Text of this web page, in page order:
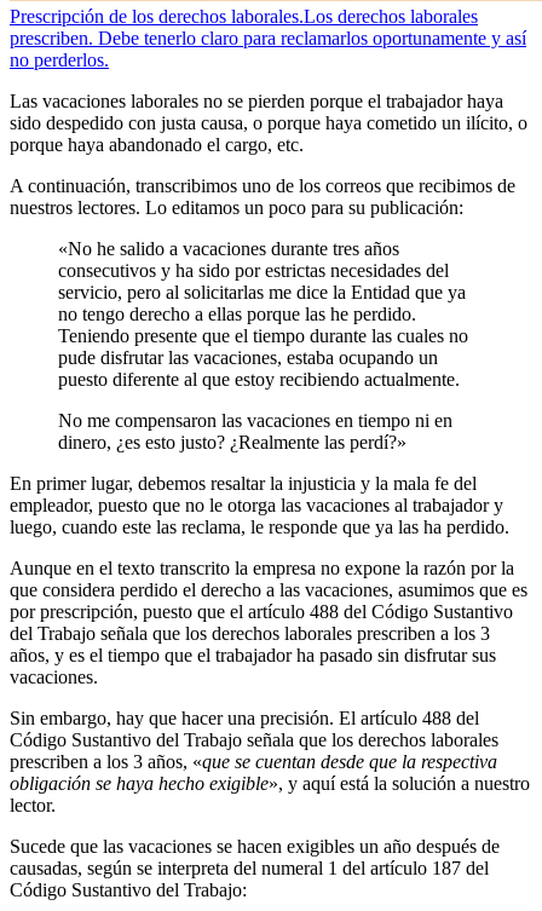
Prescripción de los derechos laborales.Los derechos laborales
prescriben. Debe tenerlo claro para reclamarlos oportunamente y así
no perderlos.
Las vacaciones laborales no se pierden porque el trabajador haya
sido despedido con justa causa, o porque haya cometido un ilícito, o
porque haya abandonado el cargo, etc.
A continuación, transcribimos uno de los correos que recibimos de
nuestros lectores. Lo editamos un poco para su publicación:
«No he salido a vacaciones durante tres años
consecutivos y ha sido por estrictas necesidades del
servicio, pero al solicitarlas me dice la Entidad que ya
no tengo derecho a ellas porque las he perdido.
Teniendo presente que el tiempo durante las cuales no
pude disfrutar las vacaciones, estaba ocupando un
puesto diferente al que estoy recibiendo actualmente.
No me compensaron las vacaciones en tiempo ni en
dinero, ¿es esto justo? ¿Realmente las perdí?»
En primer lugar, debemos resaltar la injusticia y la mala fe del
empleador, puesto que no le otorga las vacaciones al trabajador y
luego, cuando este las reclama, le responde que ya las ha perdido.
Aunque en el texto transcrito la empresa no expone la razón por la
que considera perdido el derecho a las vacaciones, asumimos que es
por prescripción, puesto que el artículo 488 del Código Sustantivo
del Trabajo señala que los derechos laborales prescriben a los 3
años, y es el tiempo que el trabajador ha pasado sin disfrutar sus
vacaciones.
Sin embargo, hay que hacer una precisión. El artículo 488 del
Código Sustantivo del Trabajo señala que los derechos laborales
prescriben a los 3 años, «que se cuentan desde que la respectiva
obligación se haya hecho exigible», y aquí está la solución a nuestro
lector.
Sucede que las vacaciones se hacen exigibles un año después de
causadas, según se interpreta del numeral 1 del artículo 187 del
Código Sustantivo del Trabajo: